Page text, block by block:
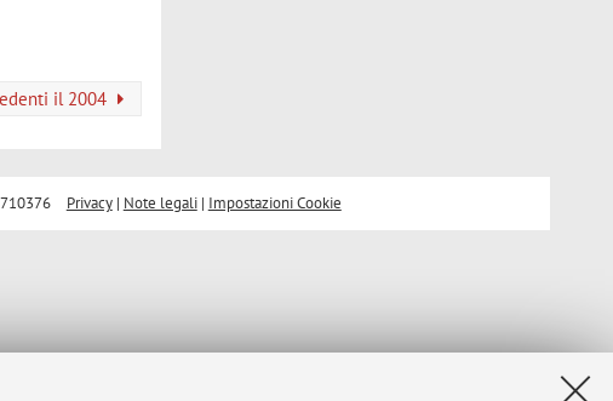
il 2004
Privacy| Note legali| Impostazioni Cookie